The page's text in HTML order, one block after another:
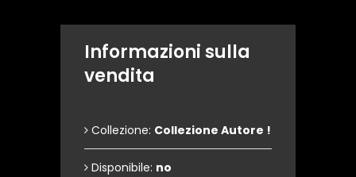
Informazioni sulla
vendita
Collezione: Collezione Autore !
Disponibile: no